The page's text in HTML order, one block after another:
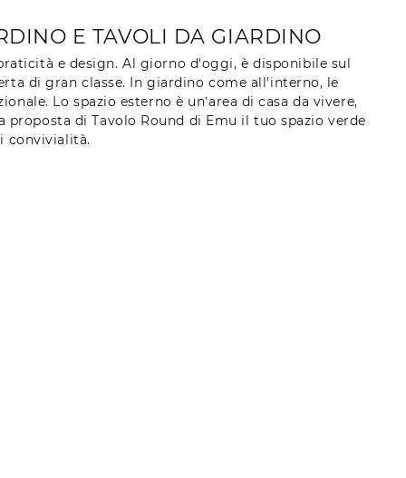
E TAVOLI DA GIARDINO
e design. Al giorno d'oggi, è disponibile sul
di gran classe. In giardino come all'interno, le
Lo spazio esterno è un’area di casa da vivere,
di Tavolo Round di Emu il tuo spazio verde
convivialità.